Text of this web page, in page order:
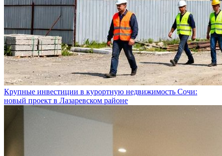
Крупные инвестиции в курортную недвижимость Сочи:
новый проект в Лазаревском районе